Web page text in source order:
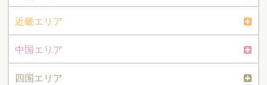
近畿エリア
中国エリア
四国エリア